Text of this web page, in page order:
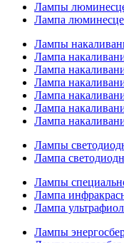
Лампы
Лампа
Лампы
Лампа
Лампа
Лампа
Лампа
Лампа
Лампа
Лампы
Лампа
Лампы
Лампа
Лампа
Лампы